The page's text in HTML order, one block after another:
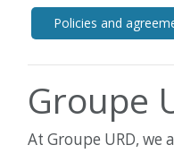
Policies and
Groupe
At Groupe URD,